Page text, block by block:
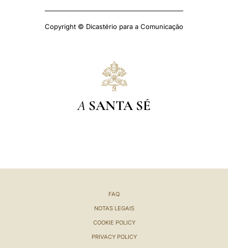
Copyright © Dicastério para a Comunicação
A SANTA SÉ
FAQ
NOTAS LEGAIS
COOKIE POLICY
PRIVACY POLICY